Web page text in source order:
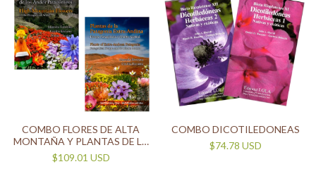
COMBO FLORES DE ALTA
MONTAÑA Y PLANTAS DE LA
PATAGONIA EXTRANDINA
$109.01 USD
COMBO DICOTILEDONEAS
$74.78 USD